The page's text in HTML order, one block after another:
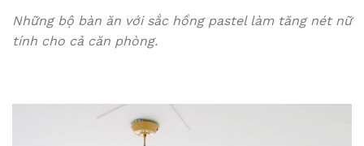
Những bộ bàn ăn với sắc hồng pastel làm tăng nét nữ
tính cho cả căn phòng.